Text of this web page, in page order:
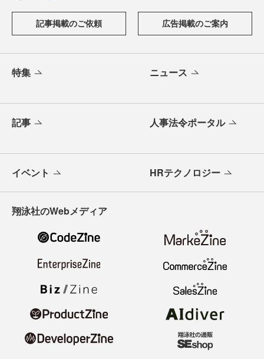
記事掲載のご依頼 広告掲載のご案内
特集 ニュース
記事 人事法令ポータル
イベント HRテクノロジー
翔泳社のWebメディア